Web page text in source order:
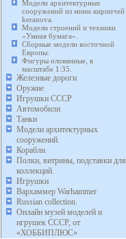
Модели архитектурных
сооружений из мини кирпичей
keranova.
Модели строений и техники
«Умная бумага».
Сборные модели восточной
Европы.
Фигуры оловянные, в
масштабе 1:35.
Железные дороги
Оружие
Игрушки СССР
Автомобили
Танки
Модели архитектурных
сооружений.
Корабли
Полки, витрины, подставки для
коллекций.
Игрушки
Вархаммер Warhammer
Russian collection.
Онлайн музей моделей и
игрушек СССР, от
«ХОББИПЛЮС»